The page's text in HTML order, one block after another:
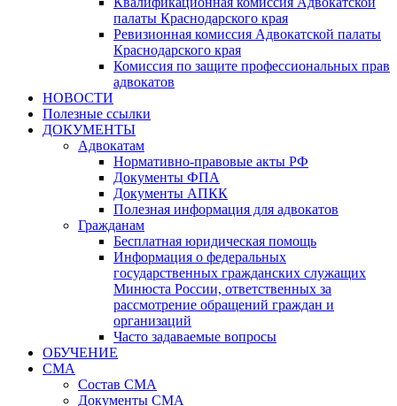
палаты Краснодарского края
Ревизионная комиссия Адвокатской палаты
Краснодарского края
Комиссия по защите профессиональных прав
адвокатов
НОВОСТИ
Полезные ссылки
ДОКУМЕНТЫ
Адвокатам
Нормативно-правовые акты РФ
Документы ФПА
Документы АПКК
Полезная информация для адвокатов
Гражданам
Бесплатная юридическая помощь
Информация о федеральных
государственных гражданских служащих
Минюста России, ответственных за
рассмотрение обращений граждан и
организаций
Часто задаваемые вопросы
ОБУЧЕНИЕ
СМА
Состав СМА
Документы СМА